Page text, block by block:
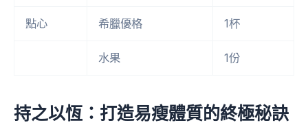
點心 希臘優格 1杯
水果 1份
持之以恆：打造易瘦體質的終極秘訣